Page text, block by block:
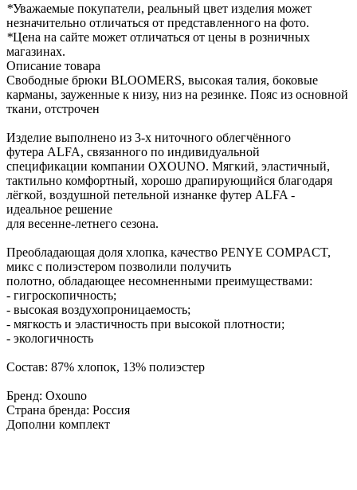
*Уважаемые покупатели, реальный цвет изделия может
незначительно отличаться от представленного на фото.
*Цена на сайте может отличаться от цены в розничных
магазинах.
Описание товара
Свободные брюки BLOOMERS, высокая талия, боковые
карманы, зауженные к низу, низ на резинке. Пояс из основной
ткани, отстрочен
Изделие выполнено из 3-х ниточного облегчённого
футера ALFA, связанного по индивидуальной
спецификации компании OXOUNO. Мягкий, эластичный,
тактильно комфортный, хорошо драпирующийся благодаря
лёгкой, воздушной петельной изнанке футер ALFA -
идеальное решение
для весенне-летнего сезона.
Преобладающая доля хлопка, качество PENYE COMPACT,
микс с полиэстером позволили получить
полотно, обладающее несомненными преимуществами:
- гигроскопичность;
- высокая воздухопроницаемость;
- мягкость и эластичность при высокой плотности;
- экологичность
Состав: 87% хлопок, 13% полиэстер
Бренд: Oxouno
Страна бренда: Россия
Дополни комплект